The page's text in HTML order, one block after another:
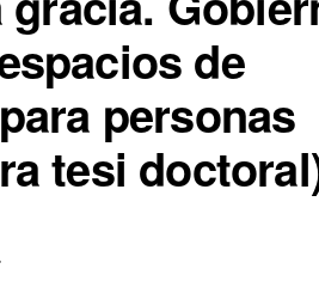
de
personas
tesi